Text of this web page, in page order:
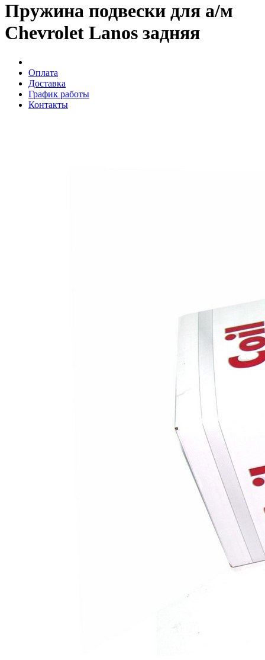
Пружина подвески для а/м
Chevrolet Lanos задняя
Оплата
Доставка
График работы
Контакты